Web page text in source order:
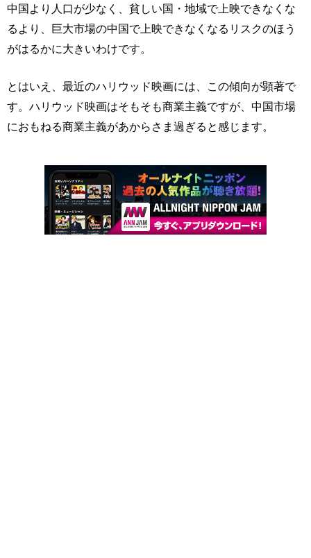
中国より人口が少なく、貧しい国・地域で上映できなくな
るより、巨大市場の中国で上映できなくなるリスクのほう
がはるかに大きいわけです。
とはいえ、最近のハリウッド映画には、この傾向が顕著で
す。ハリウッド映画はそもそも商業主義ですが、中国市場
におもねる商業主義があからさま過ぎると感じます。